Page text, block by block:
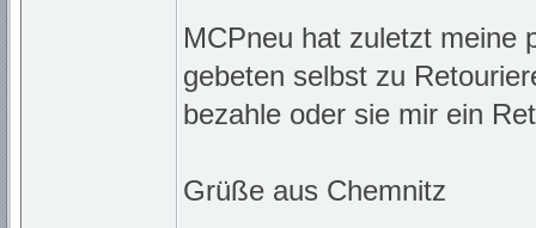
MCPneu hat zuletzt meine
gebeten selbst zu
bezahle oder sie mir ein
Grüße aus Chemnitz